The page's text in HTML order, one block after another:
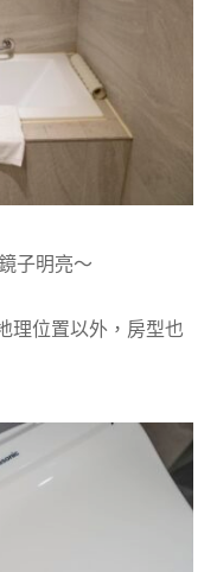
子明亮～
理位置以外，房型也